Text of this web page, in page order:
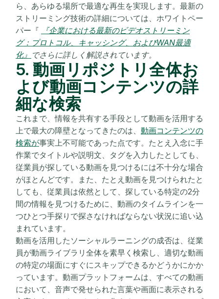
ら、あらゆる場所で最適な再生を実現します。最新の
ストリーミング技術の詳細については、ホワイトペー
パー『
『企業における最新のビデオストリーミン
グ：プロトコル、キャッシング、およびWAN最適
化』 でさらに詳しく解説されています。
5. 動画リポジトリ全体お
よび動画コンテンツの詳
細な検索
これまで、情報を共有する手段として動画を活用する
上で最大の障壁となってきたのは、 動画コンテンツの
検索が事実上不可能であった点です。たとえ入念に手
作業でタイトルや説明文、タグを入力したとしても、
従業員が探している動画を見つけるには不十分な場合
がほとんどです。また、たとえ動画を見つけられたと
しても、従業員は依然として、探している特定の2分
間の情報を見つけるために、動画のタイムラインを一
つひとつ手探りで探さなければならない状況に追い込
まれています。
動画を活用したソーシャルラーニングの成否は、従業
員が動画ライブラリ全体を素早く検索し、適切な動画
の特定の場面にすぐにスキップできるかどうかにかか
っています。動画プラットフォームは、すべての動画
において、音声で発せられた言葉や画面に表示される